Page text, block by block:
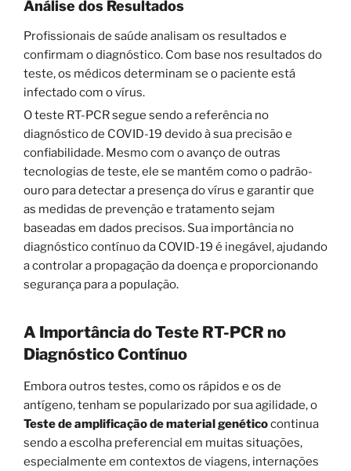
Análise dos Resultados
Profissionais de saúde analisam os resultados e
confirmam o diagnóstico. Com base nos resultados do
teste, os médicos determinam se o paciente está
infectado com o vírus.
O teste RT-PCR segue sendo a referência no
diagnóstico de COVID-19 devido à sua precisão e
confiabilidade. Mesmo com o avanço de outras
tecnologias de teste, ele se mantém como o padrão-
ouro para detectar a presença do vírus e garantir que
as medidas de prevenção e tratamento sejam
baseadas em dados precisos. Sua importância no
diagnóstico contínuo da COVID-19 é inegável, ajudando
a controlar a propagação da doença e proporcionando
segurança para a população.
A Importância do Teste RT-PCR no
Diagnóstico Contínuo
Embora outros testes, como os rápidos e os de
antígeno, tenham se popularizado por sua agilidade, o
Teste de amplificação de material genéticocontinua
sendo a escolha preferencial em muitas situações,
especialmente em contextos de viagens, internações